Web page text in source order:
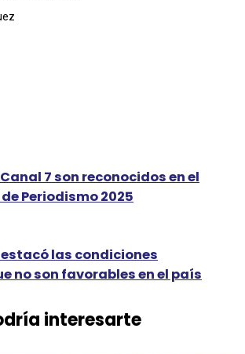
7 son reconocidos en el
Periodismo 2025
las condiciones
no son favorables en el país
interesarte